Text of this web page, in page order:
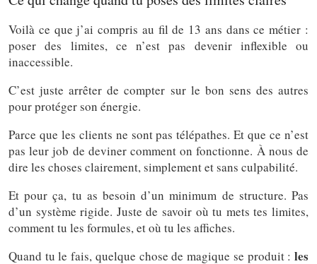
Voilà ce que j’ai compris au fil de 13 ans dans ce métier :
poser des limites, ce n’est pas devenir inflexible ou
inaccessible.
C’est juste arrêter de compter sur le bon sens des autres
pour protéger son énergie.
Parce que les clients ne sont pas télépathes. Et que ce n’est
pas leur job de deviner comment on fonctionne. À nous de
dire les choses clairement, simplement et sans culpabilité.
Et pour ça, tu as besoin d’un minimum de structure. Pas
d’un système rigide. Juste de savoir où tu mets tes limites,
comment tu les formules, et où tu les affiches.
Quand tu le fais, quelque chose de magique se produit : les